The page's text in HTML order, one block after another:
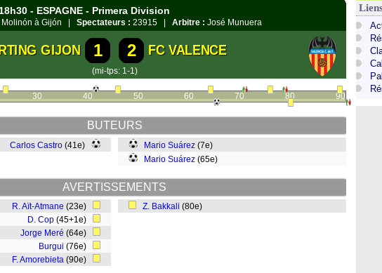
- ESPAGNE - Primera Division
Molinón à Gijón | Spectateurs : 23915 | Arbitre : José Munuera
GIJON 1 2 FC VALENCE
(mi-tps: 1-1)
30 40 50 60 70 80 90
BUTEURS
Carlos Castro (41e) Mario Suárez (7e)
Mario Suárez (65e)
AVERTISSEMENTS
R. Aït-Atmane (23e)
D. Cop (45+1e)
Jorge Meré (64e)
Burgui (76e)
F. Amorebieta (90e)
Z. Bakkali (80e)